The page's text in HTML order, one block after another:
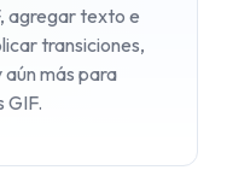
agregar texto e
transiciones,
más para
GIF.